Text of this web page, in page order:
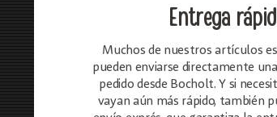
Entrega
Muchos de nuestros artículos
pueden enviarse directamente
pedido desde Bocholt. Y si
vayan aún más rápido, también